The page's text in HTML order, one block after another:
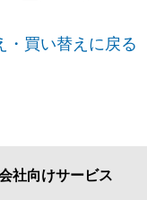
・買い替えに戻る
社向けサービス